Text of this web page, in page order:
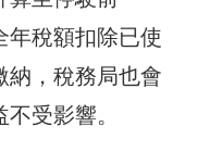
年稅額扣除已使
納，稅務局也會
受影響。